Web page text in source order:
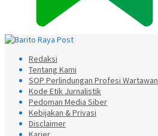
Redaksi
Tentang Kami
SOP Perlindungan Profesi Wartawan
Kode Etik Jurnalistik
Pedoman Media Siber
Kebijakan & Privasi
Disclaimer